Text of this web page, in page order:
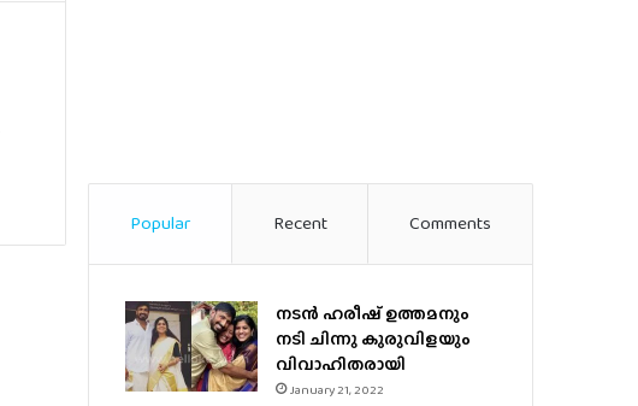
Popular Recent Comments
നടന്‍ ഹരീഷ് ഉത്തമനും
നടി ചിന്നു കുരുവിളയും
വിവാഹിതരായി
January 21, 2022